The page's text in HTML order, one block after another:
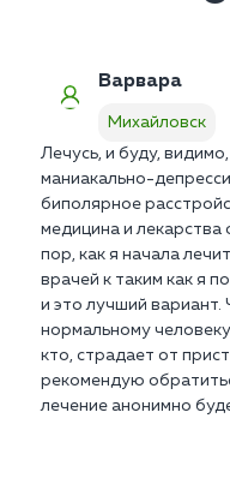
Варвара
Михайловск
Лечусь, и буду,
маниакально-
биполярное
медицина и лекарства
пор, как я начала
врачей к таким как я
и это лучший вариант.
нормальному
кто, страдает от
рекомендую
лечение анонимно